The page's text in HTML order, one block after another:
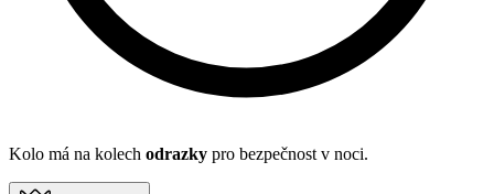
Kolo má na kolech odrazky pro bezpečnost v noci.